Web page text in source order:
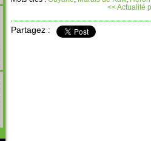
<< Actualité
Partagez :